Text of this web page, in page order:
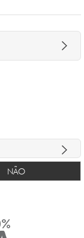
NÃO